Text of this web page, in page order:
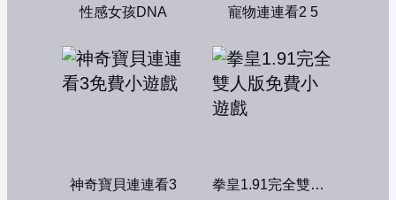
性感女孩DNA 寵物連連看2 5
神奇寶貝連連看3 拳皇1.91完全雙人版